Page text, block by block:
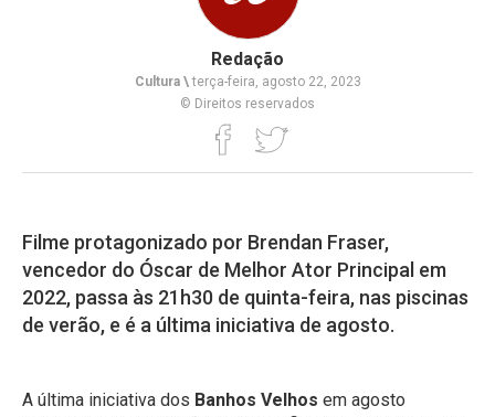
Redação
Cultura \terça-feira, agosto 22, 2023
© Direitos reservados
Filme protagonizado por Brendan Fraser,
vencedor do Óscar de Melhor Ator Principal em
2022, passa às 21h30 de quinta-feira, nas piscinas
de verão, e é a última iniciativa de agosto.
A última iniciativa dos Banhos Velhos em agosto